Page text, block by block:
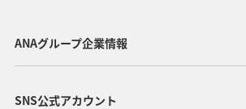
ANAグループ企業情報
SNS公式アカウント